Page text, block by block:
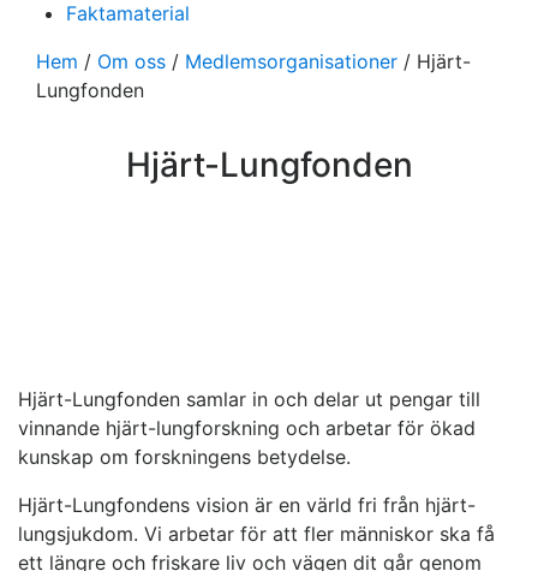
Faktamaterial
Hem / Om oss / Medlemsorganisationer / Hjärt-
Lungfonden
Hjärt-Lungfonden
Hjärt-Lungfonden samlar in och delar ut pengar till
vinnande hjärt-lungforskning och arbetar för ökad
kunskap om forskningens betydelse.
Hjärt-Lungfondens vision är en värld fri från hjärt-
lungsjukdom. Vi arbetar för att fler människor ska få
ett längre och friskare liv och vägen dit går genom